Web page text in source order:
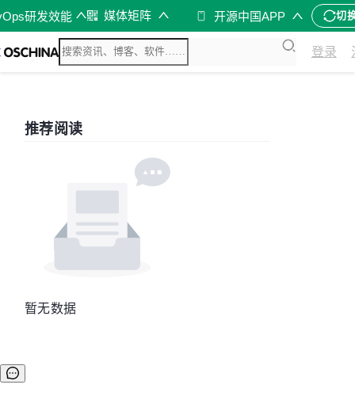
研发效能 媒体矩阵 开源中国APP 切
登录
推荐阅读
暂无数据